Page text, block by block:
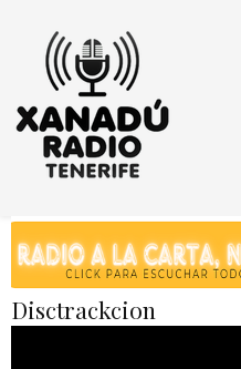
Disctrackcion